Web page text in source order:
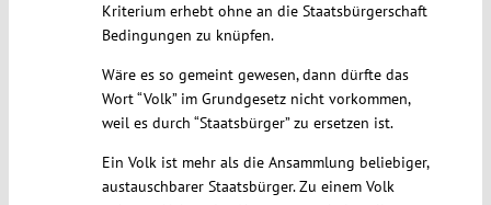
Kriterium erhebt ohne an die Staatsbürgerschaft
Bedingungen zu knüpfen.
Wäre es so gemeint gewesen, dann dürfte das
Wort “Volk” im Grundgesetz nicht vorkommen,
weil es durch “Staatsbürger” zu ersetzen ist.
Ein Volk ist mehr als die Ansammlung beliebiger,
austauschbarer Staatsbürger. Zu einem Volk